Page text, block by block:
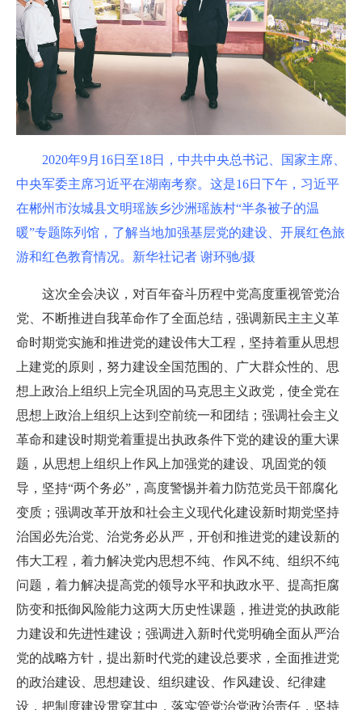
2020年9月16日至18日，中共中央总书记、国家主席、
中央军委主席习近平在湖南考察。这是16日下午，习近平
在郴州市汝城县文明瑶族乡沙洲瑶族村“半条被子的温
暖”专题陈列馆，了解当地加强基层党的建设、开展红色旅
游和红色教育情况。新华社记者 谢环驰/摄
这次全会决议，对百年奋斗历程中党高度重视管党治
党、不断推进自我革命作了全面总结，强调新民主主义革
命时期党实施和推进党的建设伟大工程，坚持着重从思想
上建党的原则，努力建设全国范围的、广大群众性的、思
想上政治上组织上完全巩固的马克思主义政党，使全党在
思想上政治上组织上达到空前统一和团结；强调社会主义
革命和建设时期党着重提出执政条件下党的建设的重大课
题，从思想上组织上作风上加强党的建设、巩固党的领
导，坚持“两个务必”，高度警惕并着力防范党员干部腐化
变质；强调改革开放和社会主义现代化建设新时期党坚持
治国必先治党、治党务必从严，开创和推进党的建设新的
伟大工程，着力解决党内思想不纯、作风不纯、组织不纯
问题，着力解决提高党的领导水平和执政水平、提高拒腐
防变和抵御风险能力这两大历史性课题，推进党的执政能
力建设和先进性建设；强调进入新时代党明确全面从严治
党的战略方针，提出新时代党的建设总要求，全面推进党
的政治建设、思想建设、组织建设、作风建设、纪律建
设，把制度建设贯穿其中，落实管党治党政治责任，坚持